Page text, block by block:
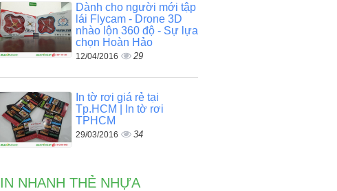
Dành cho người mới tập
lái Flycam - Drone 3D
nhào lộn 360 độ - Sự lựa
chọn Hoàn Hảo
12/04/2016 29
In tờ rơi giá rẻ tại
Tp.HCM | In tờ rơi
TPHCM
29/03/2016 34
IN NHANH THẺ NHỰA